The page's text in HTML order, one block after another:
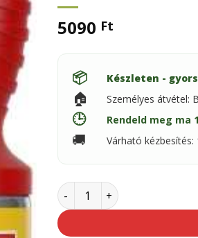
5090 Ft
📦 Készleten -
🏠 Személyes átvétel:
🕒 Rendeld meg ma
🚚 Várható kézbesítés:
Soudal Gipszkarton